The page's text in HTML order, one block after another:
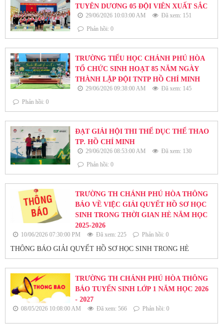
TUYÊN DƯƠNG 05 ĐỘI VIÊN XUẤT SẮC
29/06/2026 10:03:00 AM
Đã xem: 151
Phản hồi: 0
TRƯỜNG TIỂU HỌC CHÁNH PHÚ HÒA
TỔ CHỨC SINH HOẠT 85 NĂM NGÀY
THÀNH LẬP ĐỘI TNTP HỒ CHÍ MINH
29/06/2026 09:38:00 AM
Đã xem: 145
Phản hồi: 0
ĐẠT GIẢI HỘI THI THỂ DỤC THỂ THAO
TP. HỒ CHÍ MINH
29/06/2026 08:53:00 AM
Đã xem: 130
Phản hồi: 0
TRƯỜNG TH CHÁNH PHÚ HÒA THÔNG
BÁO VỀ VIỆC GIẢI QUYẾT HỒ SƠ HỌC
SINH TRONG THỜI GIAN HÈ NĂM HỌC
2025-2026
10/06/2026 07:30:00 PM Đã xem: 225 Phản hồi: 0
THÔNG BÁO GIẢI QUYẾT HỒ SƠ HỌC SINH TRONG HÈ
TRƯỜNG TH CHÁNH PHÚ HÒA THÔNG
BÁO TUYỂN SINH LỚP 1 NĂM HỌC 2026
- 2027
08/05/2026 10:08:00 AM Đã xem: 566 Phản hồi: 0